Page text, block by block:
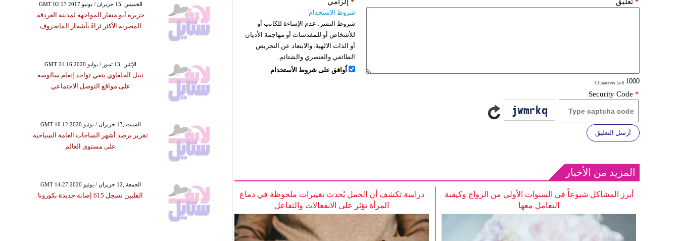
: Characters Left
شروط الاستخدام
شروط النشر: عدم الإساءة للكاتب أو
للأشخاص أو للمقدسات أو مهاجمة الأديان
أو الذات الالهية. والابتعاد عن التحريض
الطائفي والعنصري والشتائم.
اُوافق على شروط الأستخدام
Security Code *
أرسل التعليق
المزيد من الأخبار
دراسة تكشف أن الحمل يُحدث تغييرات ملحوظة في دماغ
المرأة تؤثر على الانفعالات والتفاعل
أبرز المشاكل شيوعاً في السنوات الأولى من الزواج وكيفية
التعامل معها
GMT 02:17 2017 الخميس ,15 حزيران / يونيو
جزيرة أبو منقار المواجهة لمدينة الغردقة
المصرية الأكثر ثراءً بأشجار المانجروف
GMT 21:16 2020 الإثنين ,13 تموز / يوليو
نبيل الحلفاوي ينفي تواجد إنعام سالوسة
على مواقع التوصل الاجتماعي
GMT 10:12 2020 السبت ,13 حزيران / يونيو
تقرير يرصد أشهر الساحات العامة السياحية
على مستوى العالم
GMT 14:27 2020 الجمعة ,12 حزيران / يونيو
الفلبين تسجل 615 إصابة جديدة بكورونا